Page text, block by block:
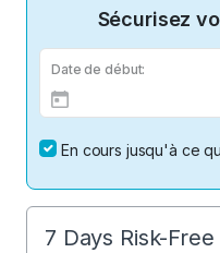
Sécurisez
Date de début:
En cours jusqu'à ce
7 Days Risk-